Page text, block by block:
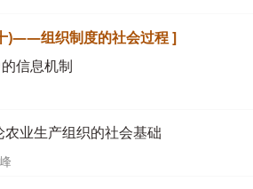
)——组织制度的社会过程 ]
信息机制
农业生产组织的社会基础